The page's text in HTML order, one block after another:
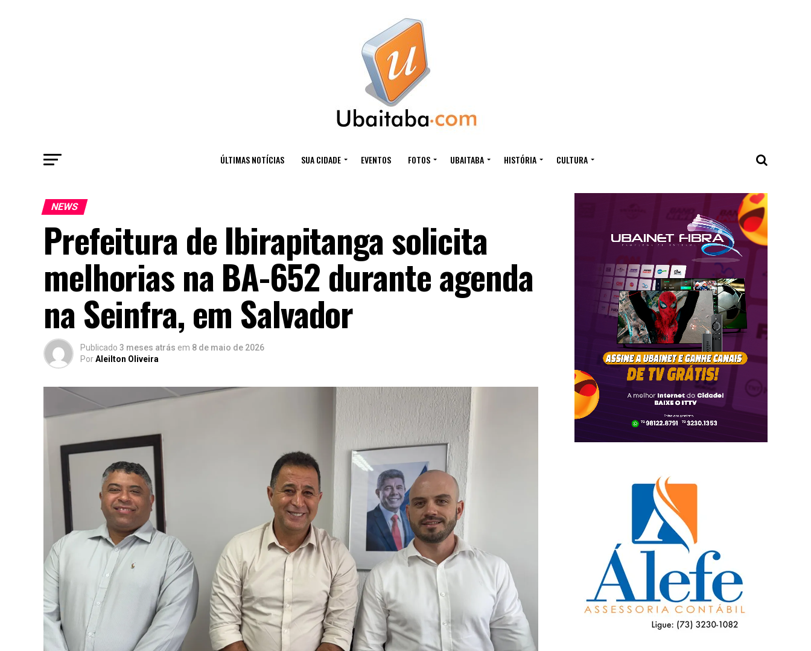
ÚLTIMAS NOTÍCIAS SUA CIDADE EVENTOS FOTOS UBAITABA HISTÓRIA CULTURA
NEWS
Prefeitura de Ibirapitanga solicita
melhorias na BA-652 durante agenda
na Seinfra, em Salvador
Publicado 3 meses atrás em 8 de maio de 2026
PorAleilton Oliveira